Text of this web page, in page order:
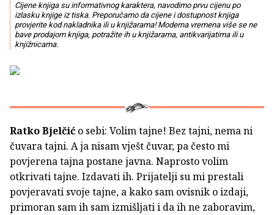
Cijene knjiga su informativnog karaktera, navodimo prvu cijenu po
izlasku knjige iz tiska. Preporučamo da cijene i dostupnost knjiga
provjerite kod nakladnika ili u knjižarama! Moderna vremena više se ne
bave prodajom knjiga, potražite ih u knjižarama, antikvarijatima ili u
knjižnicama.
Ratko Bjelčić o sebi: Volim tajne! Bez tajni, nema ni
čuvara tajni. A ja nisam vješt čuvar, pa često mi
povjerena tajna postane javna. Naprosto volim
otkrivati tajne. Izdavati ih. Prijatelji su mi prestali
povjeravati svoje tajne, a kako sam ovisnik o izdaji,
primoran sam ih sam izmišljati i da ih ne zaboravim,